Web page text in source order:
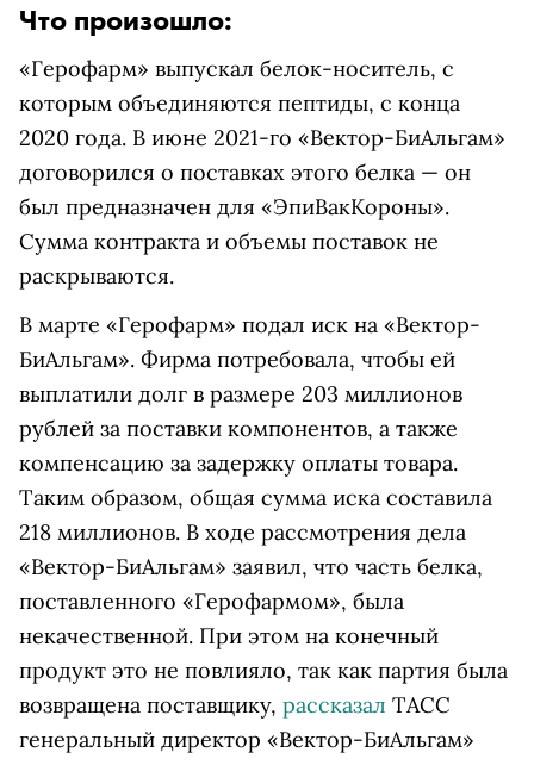
Что произошло:
«Герофарм» выпускал белок-носитель, с
которым объединяются пептиды, с конца
2020 года. В июне 2021-го «Вектор-БиАльгам»
договорился о поставках этого белка — он
был предназначен для «ЭпиВакКороны».
Сумма контракта и объемы поставок не
раскрываются.
В марте «Герофарм» подал иск на «Вектор-
БиАльгам». Фирма потребовала, чтобы ей
выплатили долг в размере 203 миллионов
рублей за поставки компонентов, а также
компенсацию за задержку оплаты товара.
Таким образом, общая сумма иска составила
218 миллионов. В ходе рассмотрения дела
«Вектор-БиАльгам» заявил, что часть белка,
поставленного «Герофармом», была
некачественной. При этом на конечный
продукт это не повлияло, так как партия была
возвращена поставщику, рассказал ТАСС
генеральный директор «Вектор-БиАльгам»